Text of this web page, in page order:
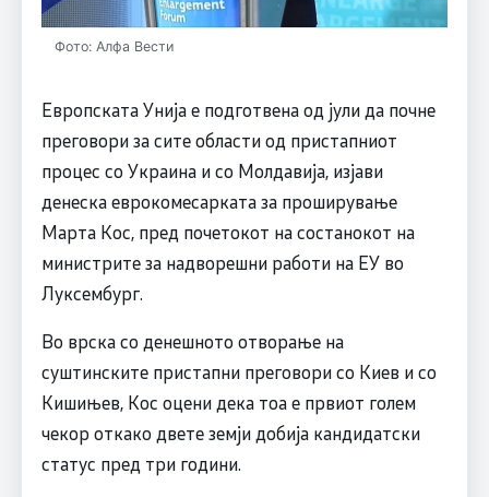
Фото: Алфа Вести
Европската Унија е подготвена од јули да почне
преговори за сите области од пристапниот
процес со Украина и со Молдавија, изјави
денеска еврокомесарката за проширување
Марта Кос, пред почетокот на состанокот на
министрите за надворешни работи на ЕУ во
Луксембург.
Во врска со денешното отворање на
суштинските пристапни преговори со Киев и со
Кишињев, Кос оцени дека тоа е првиот голем
чекор откако двете земји добија кандидатски
статус пред три години.